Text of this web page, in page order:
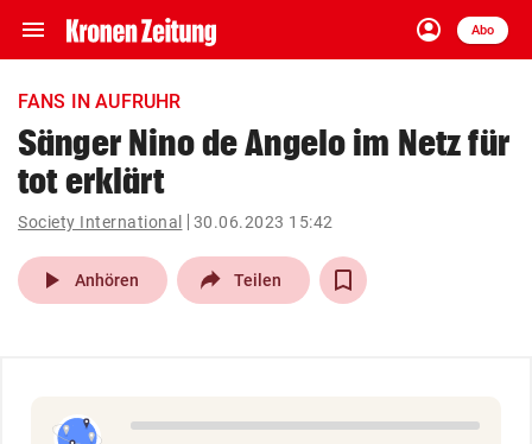
menu Navigation
ein-/ausklappen
account_circle
Anmelden
Abo
close Schließen
account_circle Anmelden
pin_drop
Wien arrow_right
search
eingeben
FANS IN AUFRUHR
Sänger Nino de Angelo im Netz für
tot erklärt
Society International 30.06.2023 15:42
play_arrow Anhören Teilen